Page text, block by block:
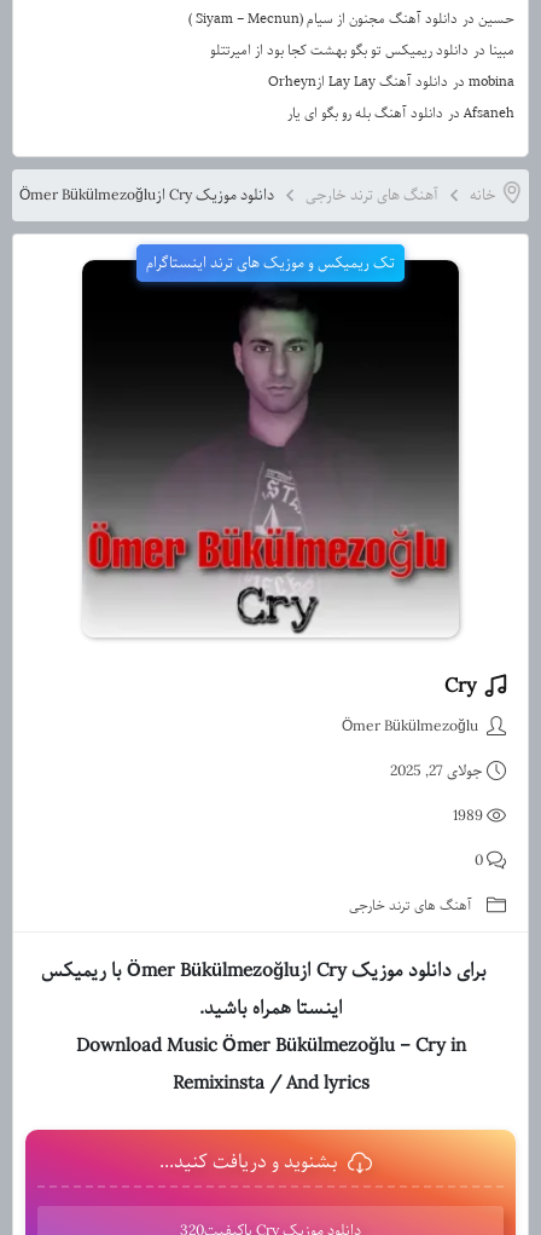
حسین در دانلود آهنگ مجنون از سیام (Siyam – Mecnun )
مبینا در دانلود ریمیکس تو بگو بهشت کجا بود از امیرتتلو
mobina در دانلود آهنگ Lay Lay ازOrheyn
Afsaneh در دانلود آهنگ بله رو بگو ای یار
خانه آهنگ های ترند خارجی دانلود موزیک Cry ازÖmer Bükülmezoğlu
تک ریمیکس و موزیک های ترند اینستاگرام
دانلود موزیک Cry ازÖmer Bükülmezoğlu
Cry
Ömer Bükülmezoğlu
جولای 27, 2025
1989
0
آهنگ های ترند خارجی
برای دانلود موزیک Cry ازÖmer Bükülmezoğlu با ریمیکس
اینستا همراه باشید.
Download Music Ömer Bükülmezoğlu – Cry in
Remixinsta / And lyrics
بشنوید و دریافت کنید...